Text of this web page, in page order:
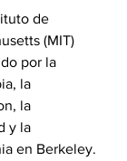
de
(MIT)
por la
la
la
y la
en Berkeley.